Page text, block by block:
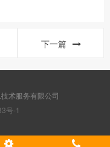
下一篇
术服务有限公司
号-1